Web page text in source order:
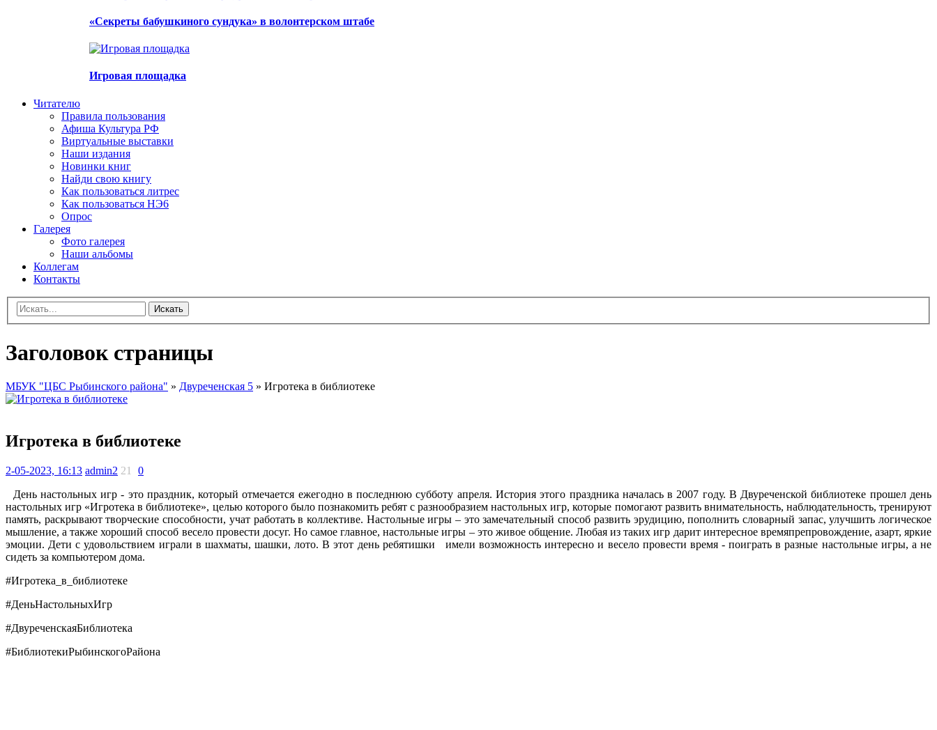
«Секреты бабушкиного сундука» в волонтерском штабе
Игровая площадка
Читателю
Правила пользования
Афиша Культура РФ
Виртуальные выставки
Наши издания
Новинки книг
Найди свою книгу
Как пользоваться литрес
Как пользоваться НЭ6
Опрос
Галерея
Фото галерея
Наши альбомы
Коллегам
Контакты
Искать
Заголовок страницы
МБУК "ЦБС Рыбинского района" » Двуреченская 5 » Игротека в библиотеке
Игротека в библиотеке
2-05-2023, 16:13 admin2 21
0
День настольных игр - это праздник, который отмечается ежегодно в последнюю субботу апреля. История этого праздника началась в 2007 году. В Двуреченской библиотеке прошел день
настольных игр «Игротека в библиотеке», целью которого было познакомить ребят с разнообразием настольных игр, которые помогают развить внимательность, наблюдательность, тренируют
память, раскрывают творческие способности, учат работать в коллективе. Настольные игры – это замечательный способ развить эрудицию, пополнить словарный запас, улучшить логическое
мышление, а также хороший способ весело провести досуг. Но самое главное, настольные игры – это живое общение. Любая из таких игр дарит интересное времяпрепровождение, азарт, яркие
эмоции. Дети с удовольствием играли в шахматы, шашки, лото. В этот день ребятишки имели возможность интересно и весело провести время - поиграть в разные настольные игры, а не
сидеть за компьютером дома.
#Игротека_в_библиотеке
#ДеньНастольныхИгр
#ДвуреченскаяБиблиотека
#БиблиотекиРыбинскогоРайона